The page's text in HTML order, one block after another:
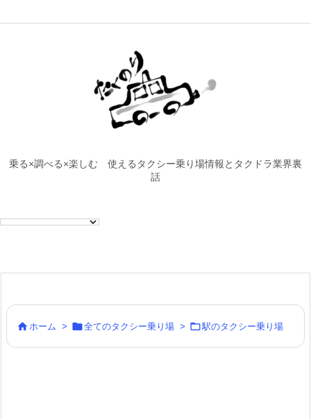
乗る×調べる×楽しむ 使えるタクシー乗り場情報とタクドラ業界裏
話
 ホーム > 全てのタクシー乗り場 > 駅のタクシー乗り場